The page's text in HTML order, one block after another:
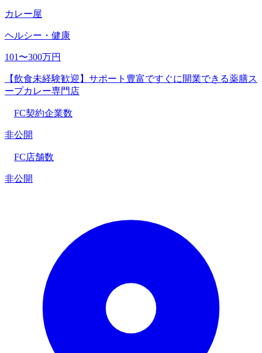
カレー屋
ヘルシー・健康
101〜300万円
【飲食未経験歓迎】サポート豊富ですぐに開業できる薬膳ス
ープカレー専門店
FC契約企業数
非公開
FC店舗数
非公開